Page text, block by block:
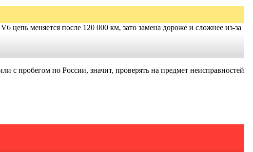
цепь меняется после 120 000 км, зато замена дороже и сложнее из-за
с пробегом по России, значит, проверять на предмет неисправностей